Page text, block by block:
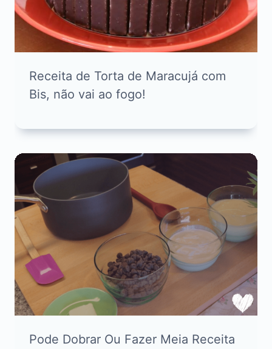
Receita de Torta de Maracujá com
Bis, não vai ao fogo!
Pode Dobrar Ou Fazer Meia Receita